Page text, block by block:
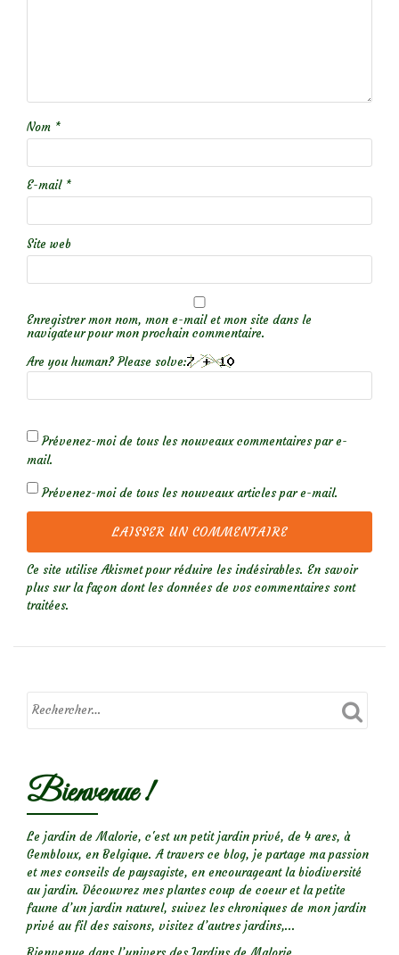
Nom *
E-mail *
Site web
Enregistrer mon nom, mon e-mail et mon site dans le
navigateur pour mon prochain commentaire.
Are you human? Please solve:
Prévenez-moi de tous les nouveaux commentaires par e-
mail.
Prévenez-moi de tous les nouveaux articles par e-mail.
Ce site utilise Akismet pour réduire les indésirables. En savoir
plus sur la façon dont les données de vos commentaires sont
traitées.
Bienvenue !
Le jardin de Malorie, c'est un petit jardin privé, de 4 ares, à
Gembloux, en Belgique. A travers ce blog, je partage ma passion
et mes conseils de paysagiste, en encourageant la biodiversité
au jardin. Découvrez mes plantes coup de coeur et la petite
faune d’un jardin naturel, suivez les chroniques de mon jardin
privé au fil des saisons, visitez d’autres jardins,...